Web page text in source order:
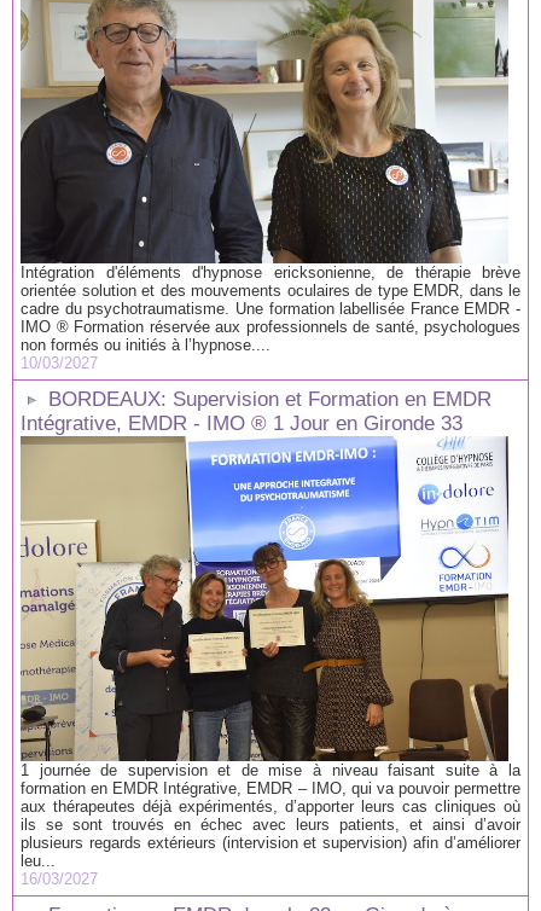
Intégration d'éléments d'hypnose ericksonienne, de thérapie brève
orientée solution et des mouvements oculaires de type EMDR, dans le
cadre du psychotraumatisme. Une formation labellisée France EMDR -
IMO ® Formation réservée aux professionnels de santé, psychologues
non formés ou initiés à l’hypnose....
10/03/2027
BORDEAUX: Supervision et Formation en EMDR
Intégrative, EMDR - IMO ® 1 Jour en Gironde 33
1 journée de supervision et de mise à niveau faisant suite à la
formation en EMDR Intégrative, EMDR – IMO, qui va pouvoir permettre
aux thérapeutes déjà expérimentés, d’apporter leurs cas cliniques où
ils se sont trouvés en échec avec leurs patients, et ainsi d’avoir
plusieurs regards extérieurs (intervision et supervision) afin d’améliorer
leu...
16/03/2027